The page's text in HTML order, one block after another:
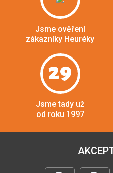
Jsme ověření
zákazníky Heuréky
29
Jsme tady už
od roku 1997